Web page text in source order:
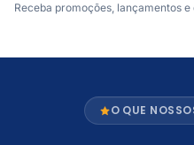
Receba promoções, lançamentos
O QUE